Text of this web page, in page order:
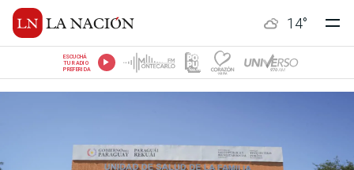
14°
ESCUCHÁ
TU RADIO
PREFERIDA